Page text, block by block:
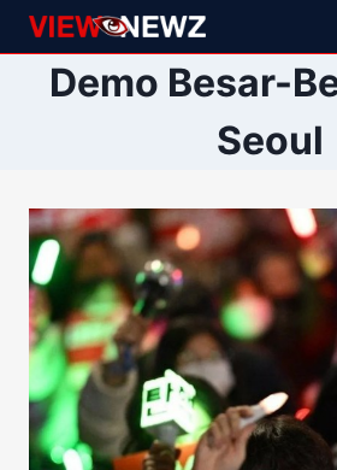
Skip
to
contentDemo Besar-
Seoul